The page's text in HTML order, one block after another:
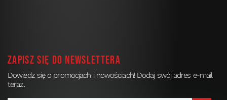
Zapisz się do newslettera
Dowiedz się o promocjach i nowościach! Dodaj swój adres e-mail
teraz.